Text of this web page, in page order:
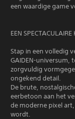
een waardige game
EEN
Stap in een volledig
GAIDEN-universum,
zorgvuldig
ongekend detail.
De brute,
eerbetoon aan het
de moderne pixel
wordt.